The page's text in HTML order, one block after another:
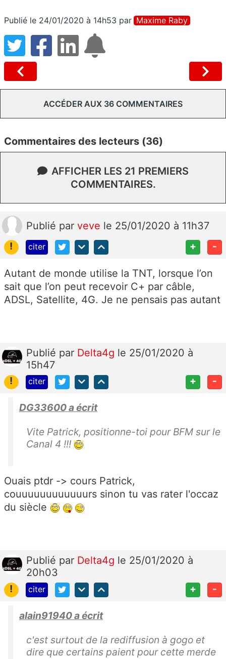
Publié le 24/01/2020 à 14h53 par Maxime Raby
ACCÉDER AUX 36 COMMENTAIRES
Commentaires des lecteurs (36)
AFFICHER LES 21 PREMIERS
COMMENTAIRES.
Publié par veve le 25/01/2020 à 11h37
!
citer + -
Autant de monde utilise la TNT, lorsque l’on
sait que l’on peut recevoir C+ par câble,
ADSL, Satellite, 4G. Je ne pensais pas autant
Publié par Delta4g le 25/01/2020 à
15h47
!
citer + -
DG33600 a écrit
Vite Patrick, positionne-toi pour BFM sur le
Canal 4 !!!
Ouais ptdr -> cours Patrick,
couuuuuuuuuuuurs sinon tu vas rater l'occaz
du siècle
Publié par Delta4g le 25/01/2020 à
20h03
!
citer + -
alain91940 a écrit
c'est surtout de la rediffusion à gogo et
dire que certains paient pour cette merde